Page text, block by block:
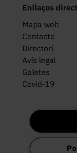
Enllaços
Mapa web
Contacte
Directori
Avís legal
Galetes
Covid-19